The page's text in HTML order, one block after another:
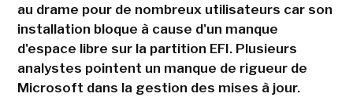
au drame pour de nombreux utilisateurs car son
installation bloque à cause d'un manque
d'espace libre sur la partition EFI. Plusieurs
analystes pointent un manque de rigueur de
Microsoft dans la gestion des mises à jour.